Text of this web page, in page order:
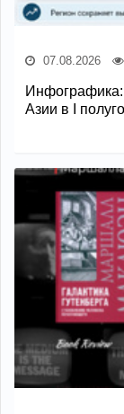
07.08.2026
Инфографика:
Азии в I